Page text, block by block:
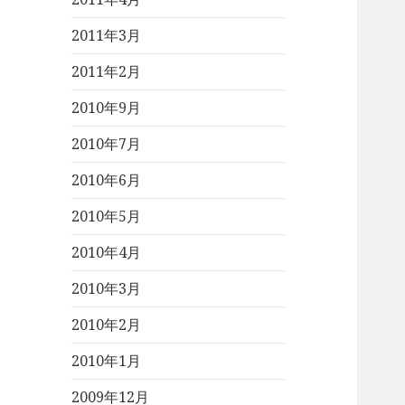
2011年3月
2011年2月
2010年9月
2010年7月
2010年6月
2010年5月
2010年4月
2010年3月
2010年2月
2010年1月
2009年12月